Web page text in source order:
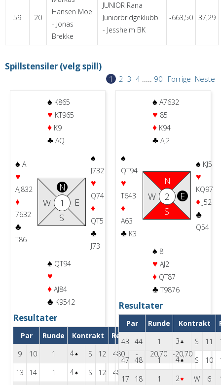
59 20
Hansen Moe
- Jonas
Brekke
JUNIOR Rana
Juniorbridgeklubb
- Jessheim BK
-663,50 37,29
Spillstensiler (velg spill)
1 2 3 4 90 Forrige Neste
♠ K865
♥ KT965
♦ K9
♣ AQ
♠ A
♥
AJ832
♦
7632
♣
T86
N
S
W E
1
♠
J732
♥
Q74
♦
QT5
♣
J73
♠ QT94
♥
♦ AJ84
♣ K9542
Resultater
Par Runde Kontrakt Resultat
9
10 1 4 S 12 480 - 20,70
-20,70
13
14 1 4 S 12 480 - 20,70
-20,70
♠ A7632
♥ 85
♦ K94
♣ AJ2
♠
QT94
♥
T643
♦
A63
♣ K3
N
S
W E
2
♠ KJ5
♥
KQ97
♦ J52
♣
Q54
♠ 8
♥ AJ2
♦ QT87
♣ T9876
Resultater
Par Runde Kontrakt
43
44 1 3 S 11
47
48 1 4 S 10
17
18 1 2 W 6